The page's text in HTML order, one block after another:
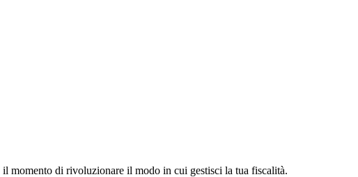
momento di rivoluzionare il modo in cui gestisci la tua fiscalità.